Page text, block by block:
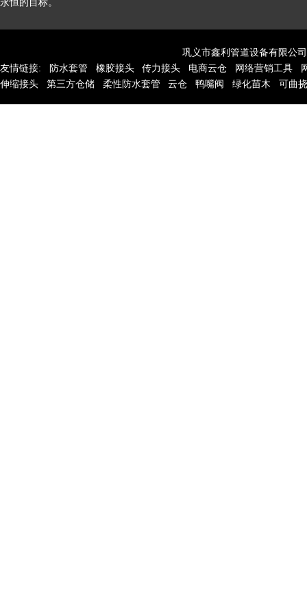
巩义市鑫利管道设备有限公司
友情链接:
防水套管 橡胶接头 传力接头 电商云仓 网络营销工具
伸缩接头
第三方仓储 柔性防水套管 云仓 鸭嘴阀 绿化苗木 可曲